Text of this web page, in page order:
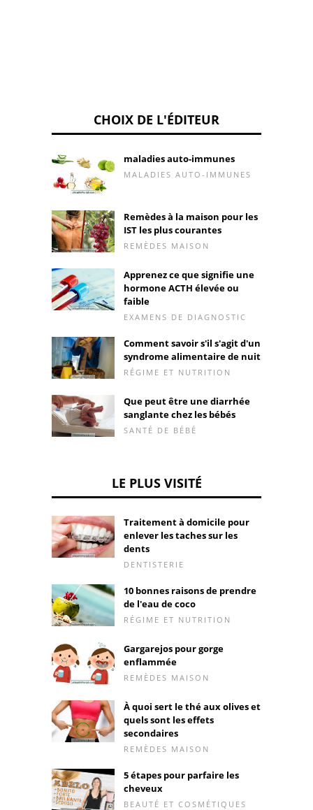
CHOIX DE L'ÉDITEUR
maladies auto-immunes
MALADIES AUTO-IMMUNES
Remèdes à la maison pour les
IST les plus courantes
REMÈDES MAISON
Apprenez ce que signifie une
hormone ACTH élevée ou
faible
EXAMENS DE DIAGNOSTIC
Comment savoir s'il s'agit d'un
syndrome alimentaire de nuit
RÉGIME ET NUTRITION
Que peut être une diarrhée
sanglante chez les bébés
SANTÉ DE BÉBÉ
LE PLUS VISITÉ
Traitement à domicile pour
enlever les taches sur les
dents
DENTISTERIE
10 bonnes raisons de prendre
de l'eau de coco
RÉGIME ET NUTRITION
Gargarejos pour gorge
enflammée
REMÈDES MAISON
À quoi sert le thé aux olives et
quels sont les effets
secondaires
REMÈDES MAISON
5 étapes pour parfaire les
cheveux
BEAUTÉ ET COSMÉTIQUES